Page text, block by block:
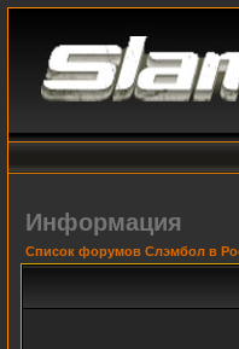
Информация
Список форумов Слэмбол в